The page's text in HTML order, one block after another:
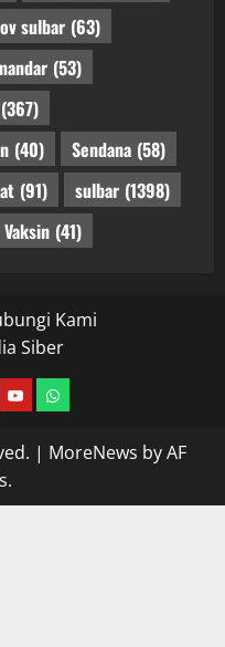
sulbar (63)
(53)
(367)
(40) Sendana (58)
(91) sulbar (1398)
Vaksin (41)
Kami
Siber
youtubewhatsapp
| MoreNews by AF